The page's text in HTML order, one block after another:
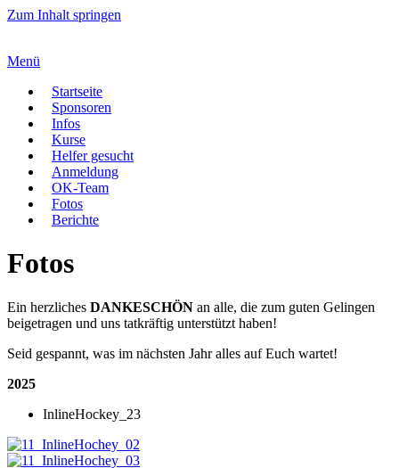
Zum Inhalt springen
Menü
Startseite
Sponsoren
Infos
Kurse
Helfer gesucht
Anmeldung
OK-Team
Fotos
Berichte
Fotos
Ein herzliches DANKESCHÖN an alle, die zum guten Gelingen
beigetragen und uns tatkräftig unterstützt haben!
Seid gespannt, was im nächsten Jahr alles auf Euch wartet!
2025
InlineHockey_23